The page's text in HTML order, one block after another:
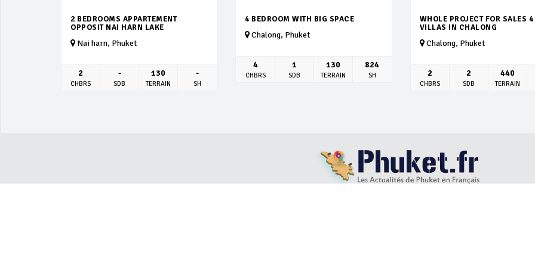
2 BEDROOMS APPARTEMENT
OPPOSIT NAI HARN LAKE
Nai harn, Phuket
2
CHBRS
-
SDB
130
TERRAIN
-
SH
4 BEDROOM WITH BIG SPACE
Chalong, Phuket
4
CHBRS
1
SDB
130
TERRAIN
824
SH
WHOLE PROJECT FOR SALES 4
VILLAS IN CHALONG
Chalong, Phuket
2
CHBRS
2
SDB
440
TERRAIN